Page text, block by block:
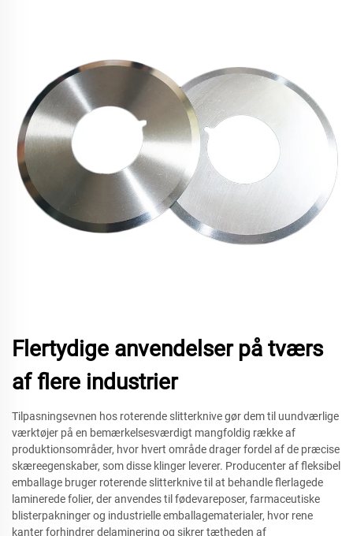
Flertydige anvendelser på tværs
af flere industrier
Tilpasningsevnen hos roterende slitterknive gør dem til uundværlige
værktøjer på en bemærkelsesværdigt mangfoldig række af
produktionsområder, hvor hvert område drager fordel af de præcise
skæreegenskaber, som disse klinger leverer. Producenter af fleksibel
emballage bruger roterende slitterknive til at behandle flerlagede
laminerede folier, der anvendes til fødevareposer, farmaceutiske
blisterpakninger og industrielle emballagematerialer, hvor rene
kanter forhindrer delaminering og sikrer tætheden af